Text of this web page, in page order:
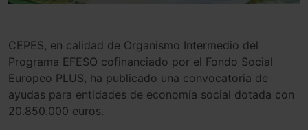
CEPES, en calidad de Organismo Intermedio del
Programa EFESO cofinanciado por el Fondo Social
Europeo PLUS, ha publicado una convocatoria de
ayudas para entidades de economía social dotada con
20.850.000 euros.